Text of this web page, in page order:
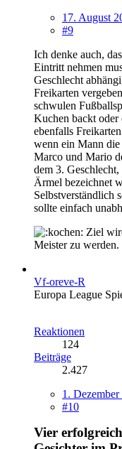
17. August
#9
Ich denke auch,
Eintritt nehmen
Geschlecht
Freikarten
schwulen
Kuchen backt oder
ebenfalls
wenn ein Mann
Marco und Mario
dem 3.
Ärmel bezeichnet
Selbstverständlich
sollte einfach
Ziel
Meister zu werden.
Vf-oreve-R
Europa League
Reaktionen
124
Beiträge
2.427
1.
#10
Vier